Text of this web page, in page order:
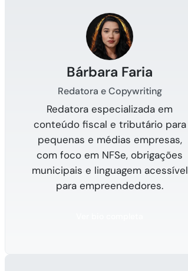
Bárbara Faria
Redatora e Copywriting
Redatora especializada em
conteúdo fiscal e tributário para
pequenas e médias empresas,
com foco em NFSe, obrigações
municipais e linguagem acessível
para empreendedores.